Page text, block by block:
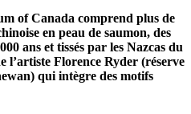
of Canada comprend plus de
en peau de saumon, des
ans et tissés par les Nazcas du
l’artiste Florence Ryder (réserve
qui intègre des motifs